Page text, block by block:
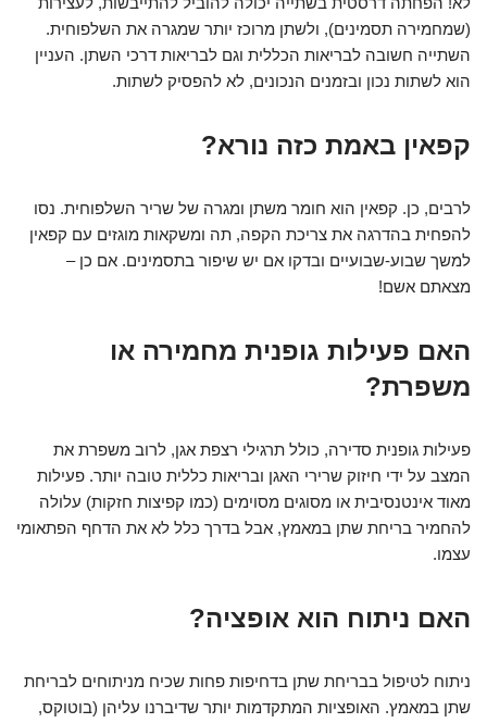
(שמחמירה תסמינים), ולשתן מרוכז יותר שמגרה את השלפוחית.
השתייה חשובה לבריאות הכללית וגם לבריאות דרכי השתן. העניין
הוא לשתות נכון ובזמנים הנכונים, לא להפסיק לשתות.
קפאין באמת כזה נורא?
לרבים, כן. קפאין הוא חומר משתן ומגרה של שריר השלפוחית. נסו
להפחית בהדרגה את צריכת הקפה, תה ומשקאות מוגזים עם קפאין
למשך שבוע-שבועיים ובדקו אם יש שיפור בתסמינים. אם כן –
מצאתם אשם!
האם פעילות גופנית מחמירה או
משפרת?
פעילות גופנית סדירה, כולל תרגילי רצפת אגן, לרוב משפרת את
המצב על ידי חיזוק שרירי האגן ובריאות כללית טובה יותר. פעילות
מאוד אינטנסיבית או מסוגים מסוימים (כמו קפיצות חזקות) עלולה
להחמיר בריחת שתן במאמץ, אבל בדרך כלל לא את הדחף הפתאומי
עצמו.
האם ניתוח הוא אופציה?
ניתוח לטיפול בבריחת שתן בדחיפות פחות שכיח מניתוחים לבריחת
שתן במאמץ. האופציות המתקדמות יותר שדיברנו עליהן (בוטוקס,